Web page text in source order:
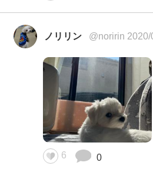
ノリリン @noririn 2020/
6 0